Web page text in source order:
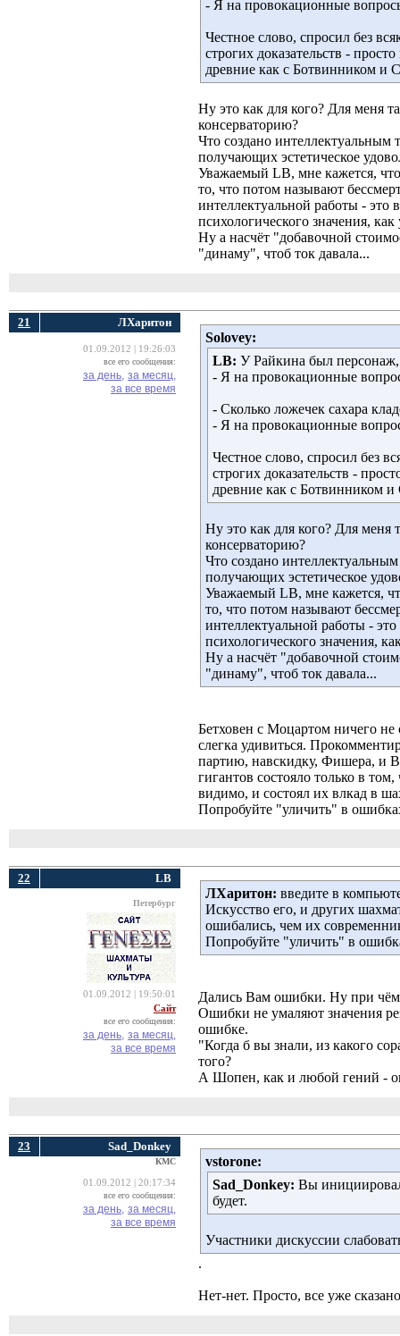
- Я на провокационные
Честное слово, спросил без
строгих доказательств -
древние как с Ботвинником и
Ну это как для кого? Для меня
консерваторию?
Что создано интеллектуальным
получающих эстетическое
Уважаемый LB, мне кажется,
то, что потом называют
интеллектуальной работы -
психологического значения, как
Ну а насчёт "добавочной
"динаму", чтоб ток давала...
21 ЛХаритон
01.09.2012 | 19:26:03
все его сообщения:
за день, за месяц,
за все время
Solovey:
LB: У Райкина был
- Я на провокационные
- Сколько ложечек сахара
- Я на провокационные
Честное слово, спросил без
строгих доказательств -
древние как с Ботвинником
Ну это как для кого? Для меня
консерваторию?
Что создано
получающих эстетическое
Уважаемый LB, мне кажется,
то, что потом называют
интеллектуальной работы -
психологического значения,
Ну а насчёт "добавочной
"динаму", чтоб ток давала...
Бетховен с Моцартом ничего не
слегка удивиться.
партию, навскидку, Фишера, и
гигантов состояло только в
видимо, и состоял их влкад в
Попробуйте "уличить" в
22 LB
Петербург
01.09.2012 | 19:50:01
Сайт
все его сообщения:
за день, за месяц,
за все время
ЛХаритон: введите в
Искусство его, и других
ошибались, чем их
Попробуйте "уличить" в
Дались Вам ошибки. Ну при чём
Ошибки не умаляют значения
ошибке.
"Когда б вы знали, из какого
того?
А Шопен, как и любой гений -
23 Sad_Donkey
КМС
01.09.2012 | 20:17:34
все его сообщения:
за день, за месяц,
за все время
vstorone:
Sad_Donkey: Вы
будет.
Участники дискуссии
.
Нет-нет. Просто, все уже